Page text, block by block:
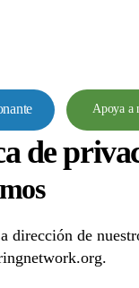
Apoya a
de
dirección de